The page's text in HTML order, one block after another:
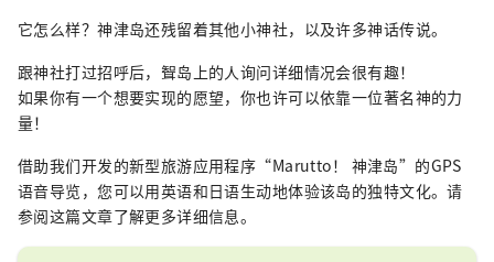
它怎么样？神津岛还残留着其他小神社，以及许多神话传说。
跟神社打过招呼后，聟岛上的人询问详细情况会很有趣！
如果你有一个想要实现的愿望，你也许可以依靠一位著名神的力
量！
借助我们开发的新型旅游应用程序“Marutto！ 神津岛”的GPS
语音导览，您可以用英语和日语生动地体验该岛的独特文化。请
参阅这篇文章了解更多详细信息。